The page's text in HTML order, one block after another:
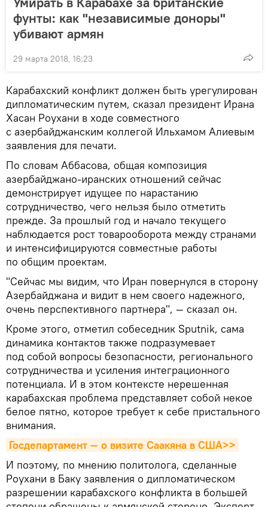
фунты: как "независимые доноры"
убивают армян
29 марта 2018, 16:23
Карабахский конфликт должен быть урегулирован
дипломатическим путем, сказал президент Ирана
Хасан Роухани в ходе совместного
с азербайджанским коллегой Ильхамом Алиевым
заявления для печати.
По словам Аббасова, общая композиция
азербайджано-иранских отношений сейчас
демонстрирует идущее по нарастанию
сотрудничество, чего нельзя было отметить
прежде. За прошлый год и начало текущего
наблюдается рост товарооборота между странами
и интенсифицируются совместные работы
по общим проектам.
"Сейчас мы видим, что Иран повернулся в сторону
Азербайджана и видит в нем своего надежного,
очень перспективного партнера", — сказал он.
Кроме этого, отметил собеседник Sputnik, сама
динамика контактов также подразумевает
под собой вопросы безопасности, регионального
сотрудничества и усиления интеграционного
потенциала. И в этом контексте нерешенная
карабахская проблема представляет собой некое
белое пятно, которое требует к себе пристального
внимания.
Госдепартамент — о визите Саакяна в США>>
И поэтому, по мнению политолога, сделанные
Роухани в Баку заявления о дипломатическом
разрешении карабахского конфликта в большей